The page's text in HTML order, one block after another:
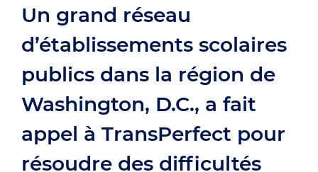
Un grand réseau
d’établissements scolaires
publics dans la région de
Washington, D.C., a fait
appel à TransPerfect pour
résoudre des difficultés